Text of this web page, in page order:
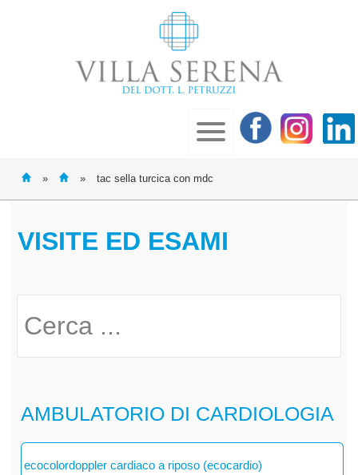
» » tac sella turcica con mdc
VISITE ED ESAMI
AMBULATORIO DI CARDIOLOGIA
ecocolordoppler cardiaco a riposo (ecocardio)